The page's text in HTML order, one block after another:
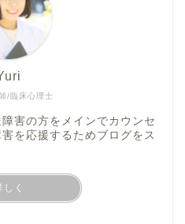
/臨床心理士
害の方をメインでカウンセ
を応援するためブログをス
しく